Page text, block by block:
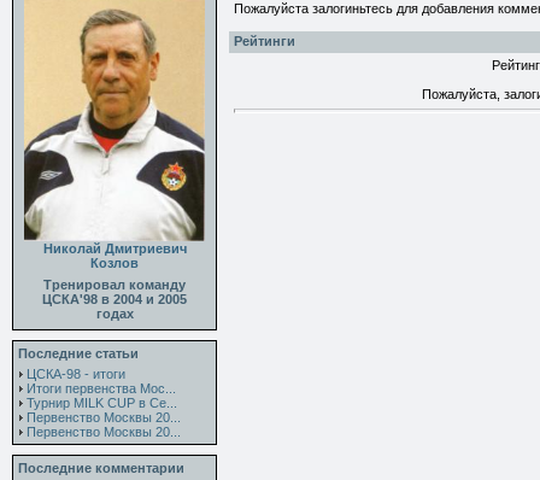
Николай Дмитриевич
Козлов
Тренировал команду
ЦСКА'98 в 2004 и 2005
годах
Последние статьи
ЦСКА-98 - итоги
Итоги первенства Мос...
Турнир MILK CUP в Се...
Первенство Москвы 20...
Первенство Москвы 20...
Последние комментарии
Пожалуйста залогиньтесь для добавления
Рейтинги
Пожалуйста,